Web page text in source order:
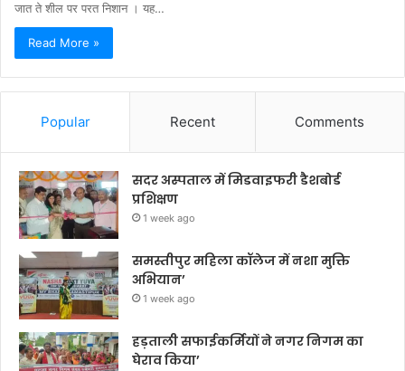
जात ते शील पर परत निशान । यह…
Read More »
Popular Recent Comments
सदर अस्पताल में मिडवाइफरी डैशबोर्ड
प्रशिक्षण
1 week ago
समस्तीपुर महिला कॉलेज में नशा मुक्ति
अभियान’
1 week ago
हड़ताली सफाईकर्मियों ने नगर निगम का
घेराव किया’